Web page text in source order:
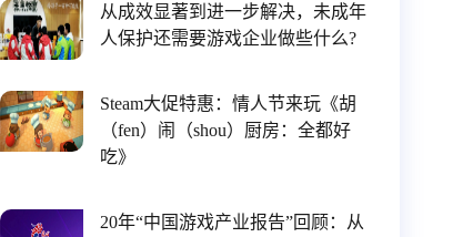
从成效显著到进一步解决，未成年
人保护还需要游戏企业做些什么?
Steam大促特惠：情人节来玩《胡
（fen）闹（shou）厨房：全都好
吃》
20年“中国游戏产业报告”回顾：从